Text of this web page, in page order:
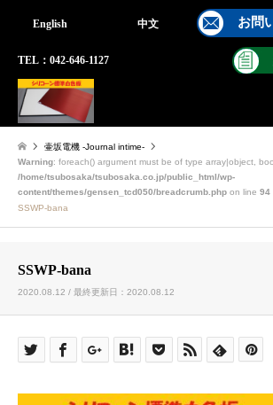
English 中文 お問
TEL：042-646-1127
壷坂電機 -Journal intime-
Warning: foreach() argument must be of type array|object,
/home/tsubosaka/tsubosaka.co.jp/public_html/wp-
content/themes/gensen_tcd050/breadcrumb.php on line 94
SSWP-bana
SSWP-bana
2020.08.12 / 最終更新日：2020.08.12